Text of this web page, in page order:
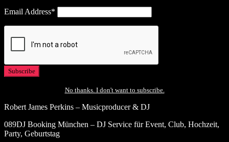
Email Address*
No thanks. I don't want to subscribe.
Robert James Perkins – Musicproducer & DJ
089DJ Booking München – DJ Service für Event, Club, Hochzeit,
Party, Geburtstag